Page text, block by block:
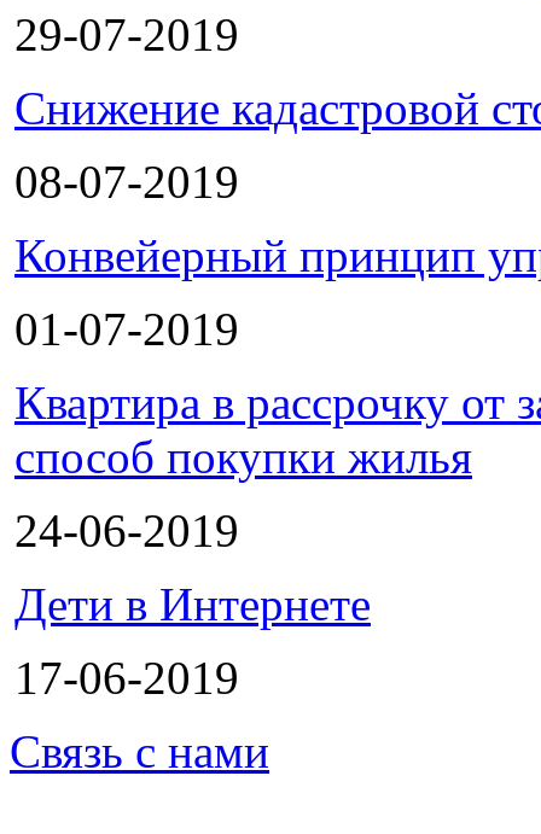
29-07-2019
Снижение кадастровой
08-07-2019
Конвейерный принцип
01-07-2019
Квартира в рассрочку
способ покупки жилья
24-06-2019
Дети в Интернете
17-06-2019
Связь с нами